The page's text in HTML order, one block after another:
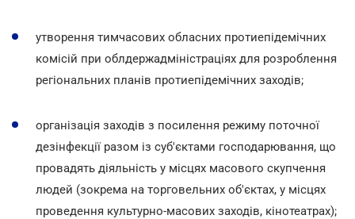
утворення тимчасових обласних протиепідемічних
комісій при облдержадміністраціях для розроблення
регіональних планів протиепідемічних заходів;
організація заходів з посилення режиму поточної
дезінфекції разом із суб'єктами господарювання, що
провадять діяльність у місцях масового скупчення
людей (зокрема на торговельних об'єктах, у місцях
проведення культурно-масових заходів, кінотеатрах);